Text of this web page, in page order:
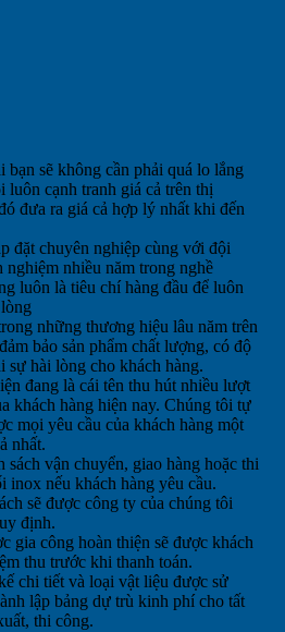
sẽ không cần phải quá lo lắng
luôn cạnh tranh giá cả trên thị
đưa ra giá cả hợp lý nhất khi đến
đặt chuyên nghiệp cùng với đội
nhiều năm trong nghề
luôn là tiêu chí hàng đầu để luôn
những thương hiệu lâu năm trên
bảo sản phẩm chất lượng, có độ
sự hài lòng cho khách hàng.
đang là cái tên thu hút nhiều lượt
khách hàng hiện nay. Chúng tôi tự
mọi yêu cầu của khách hàng một
nhất.
vận chuyển, giao hàng hoặc thi
inox nếu khách hàng yêu cầu.
sẽ được công ty của chúng tôi
định.
gia công hoàn thiện sẽ được khách
thu trước khi thanh toán.
chi tiết và loại vật liệu được sử
lập bảng dự trù kinh phí cho tất
thi công.